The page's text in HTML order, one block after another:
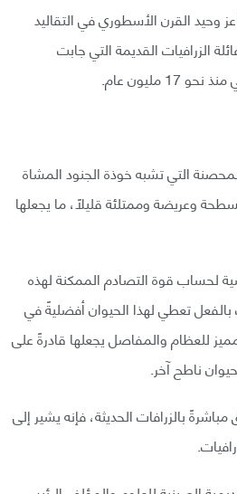
وحيد القرن الأسطوري في التقاليد
الزرافيات القديمة التي جابت
مليون عام.
التي تشبه خوذة الجنود المشاة
وعريضة وممتلئة قليلًا، ما يجعلها
لحساب قوة التصادم الممكنة لهذه
بالفعل تعطي لهذا الحيوان أفضليةً في
للعظام والمفاصل يجعلها قادرةً على
ناطح آخر.
بالزرافات الحديثة، فإنه يشير إلى